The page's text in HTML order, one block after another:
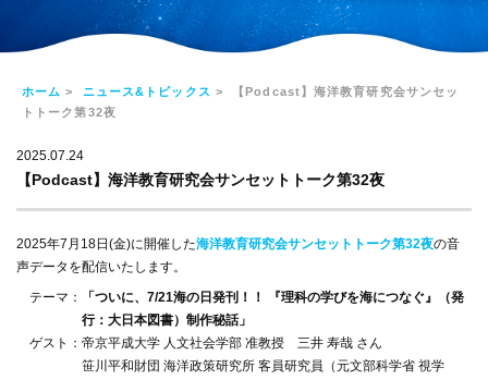
ホーム > ニュース&トピックス > 【Podcast】海洋教育研究会サンセッ
トトーク第32夜
2025.07.24
【Podcast】海洋教育研究会サンセットトーク第32夜
2025年7月18日(金)に開催した海洋教育研究会サンセットトーク第32夜の音
声データを配信いたします。
テーマ：
「ついに、7/21海の日発刊！！ 『理科の学びを海につなぐ』（発
行：大日本図書）制作秘話」
ゲスト：帝京平成大学 人文社会学部 准教授 三井 寿哉 さん
笹川平和財団 海洋政策研究所 客員研究員（元文部科学省 視学